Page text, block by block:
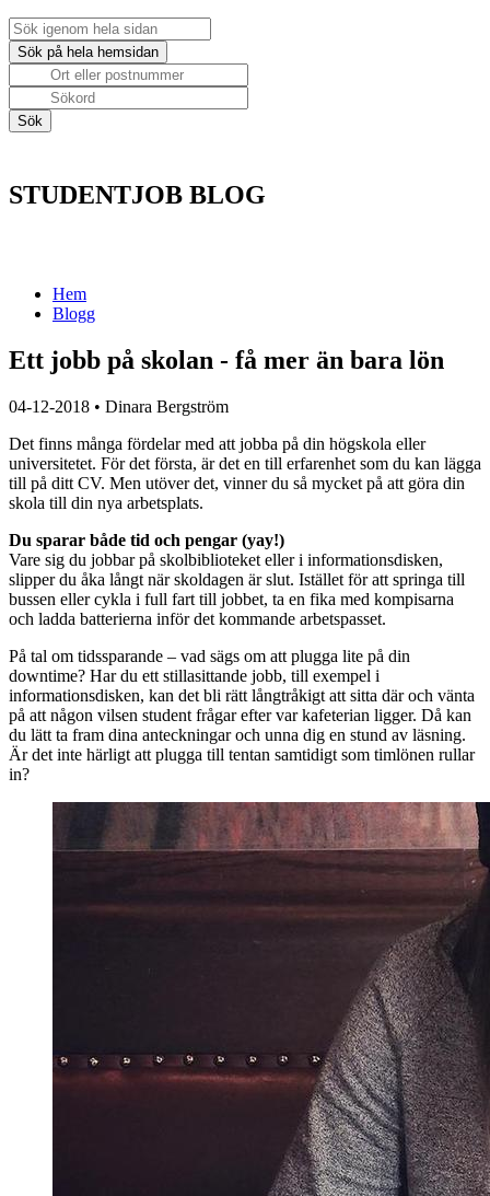
STUDENTJOB BLOG
Hem
Blogg
Ett jobb på skolan - få mer än bara lön
04-12-2018 • Dinara Bergström
Det finns många fördelar med att jobba på din högskola eller
universitetet. För det första, är det en till erfarenhet som du kan lägga
till på ditt CV. Men utöver det, vinner du så mycket på att göra din
skola till din nya arbetsplats.
Du sparar både tid och pengar (yay!)
Vare sig du jobbar på skolbiblioteket eller i informationsdisken,
slipper du åka långt när skoldagen är slut. Istället för att springa till
bussen eller cykla i full fart till jobbet, ta en fika med kompisarna
och ladda batterierna inför det kommande arbetspasset.
På tal om tidssparande – vad sägs om att plugga lite på din
downtime? Har du ett stillasittande jobb, till exempel i
informationsdisken, kan det bli rätt långtråkigt att sitta där och vänta
på att någon vilsen student frågar efter var kafeterian ligger. Då kan
du lätt ta fram dina anteckningar och unna dig en stund av läsning.
Är det inte härligt att plugga till tentan samtidigt som timlönen rullar
in?